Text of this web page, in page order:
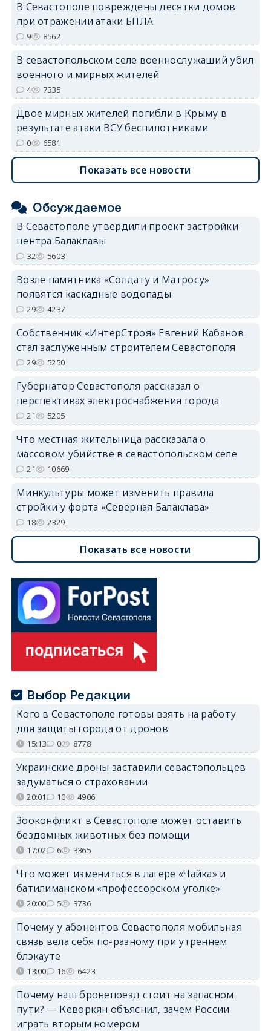
erid: 2SDnjdvhGXG
В Севастополе повреждены десятки домов
при отражении атаки БПЛА
9 8562
В севастопольском селе военнослужащий убил
военного и мирных жителей
4 7335
Двое мирных жителей погибли в Крыму в
результате атаки ВСУ беспилотниками
0 6581
Показать все новости
Обсуждаемое
В Севастополе утвердили проект застройки
центра Балаклавы
32 5603
Возле памятника «Солдату и Матросу»
появятся каскадные водопады
29 4237
Собственник «ИнтерСтроя» Евгений Кабанов
стал заслуженным строителем Севастополя
29 5250
Губернатор Севастополя рассказал о
перспективах электроснабжения города
21 5205
Что местная жительница рассказала о
массовом убийстве в севастопольском селе
21 10669
Минкультуры может изменить правила
стройки у форта «Северная Балаклава»
18 2329
Показать все новости
Выбор Редакции
Кого в Севастополе готовы взять на работу
для защиты города от дронов
15:13 0 8778
Украинские дроны заставили севастопольцев
задуматься о страховании
20:01 10 4906
Зооконфликт в Севастополе может оставить
бездомных животных без помощи
17:02 6 3365
Что может измениться в лагере «Чайка» и
батилиманском «профессорском уголке»
20:00 5 3736
Почему у абонентов Севастополя мобильная
связь вела себя по-разному при утреннем
блэкауте
13:00 16 6423
Почему наш бронепоезд стоит на запасном
пути? — Кеворкян объяснил, зачем России
играть вторым номером